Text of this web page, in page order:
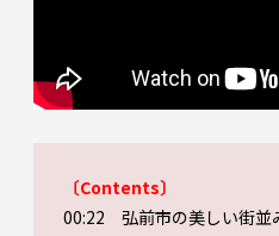
〔Contents〕
00:22 弘前市の美しい街並